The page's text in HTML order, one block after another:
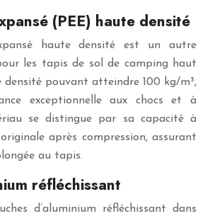
(PEE) haute densité
haute densité est un autre
les tapis de sol de camping haut
densité pouvant atteindre 100 kg/m³,
exceptionnelle aux chocs et à
se distingue par sa capacité à
après compression, assurant
au tapis.
réfléchissant
d’aluminium réfléchissant dans